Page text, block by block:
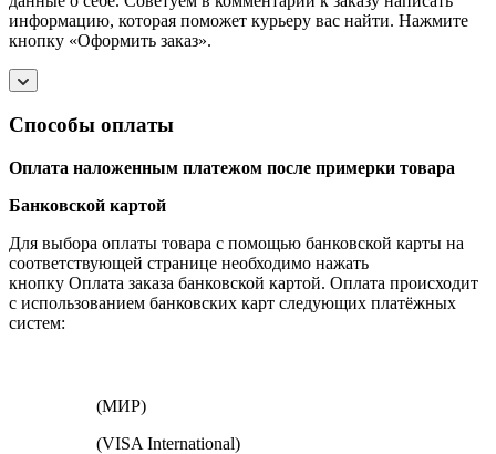
информацию, которая поможет курьеру вас найти. Нажмите
кнопку «Оформить заказ».
Способы оплаты
Оплата наложенным платежом после примерки товара
Банковской картой
Для выбора оплаты товара с помощью банковской карты на
соответствующей странице необходимо нажать
кнопку Оплата заказа банковской картой. Оплата происходит
с использованием банковских карт следующих платёжных
систем:
(МИР)
(VISA International)